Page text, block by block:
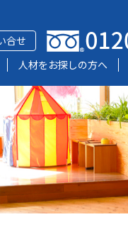
合せ
人材をお探しの方へ